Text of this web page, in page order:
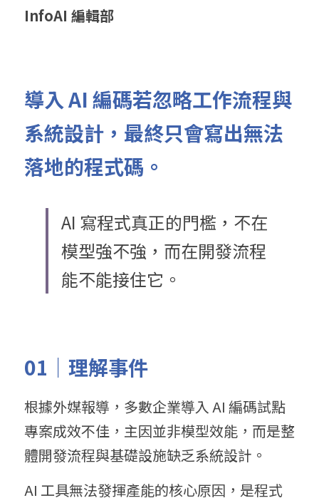
InfoAI 編輯部
導入 AI 編碼若忽略工作流程與
系統設計，最終只會寫出無法
落地的程式碼。
AI 寫程式真正的門檻，不在
模型強不強，而在開發流程
能不能接住它。
01｜理解事件
根據外媒報導，多數企業導入 AI 編碼試點
專案成效不佳，主因並非模型效能，而是整
體開發流程與基礎設施缺乏系統設計。
AI 工具無法發揮產能的核心原因，是程式